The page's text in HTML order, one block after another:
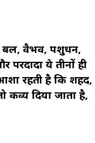
बल, वैभव, पशुधन,
ये तीनों ही
रहती है कि शहद,
कव्य दिया जाता है,